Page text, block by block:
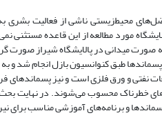
محیط‌زیستی ناشی از فعالیت
مورد مطالعه از این قاعده
میدانی در پالایشگاه شیراز صورت
طبق کنوانسیون بازل انجام شد و
خطرناک محسوب می‌‌شوند. در نهایت
و برنامه‌‌های آموزشی مناسب برای